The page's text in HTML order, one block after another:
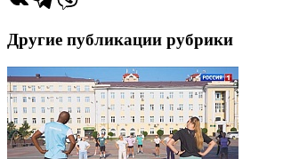
Другие публикации рубрики